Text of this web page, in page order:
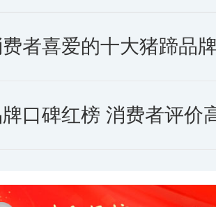
者喜爱的十大猪蹄品
口碑红榜 消费者评价